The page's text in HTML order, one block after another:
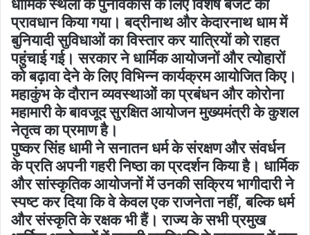
धार्मिक स्थलों के पुनर्विकास के लिए विशेष बजट का
प्रावधान किया गया। बद्रीनाथ और केदारनाथ धाम में
बुनियादी सुविधाओं का विस्तार कर यात्रियों को राहत
पहुंचाई गई। सरकार ने धार्मिक आयोजनों और त्योहारों
को बढ़ावा देने के लिए विभिन्न कार्यक्रम आयोजित किए।
महाकुंभ के दौरान व्यवस्थाओं का प्रबंधन और कोरोना
महामारी के बावजूद सुरक्षित आयोजन मुख्यमंत्री के कुशल
नेतृत्व का प्रमाण है।
पुष्कर सिंह धामी ने सनातन धर्म के संरक्षण और संवर्धन
के प्रति अपनी गहरी निष्ठा का प्रदर्शन किया है। धार्मिक
और सांस्कृतिक आयोजनों में उनकी सक्रिय भागीदारी ने
स्पष्ट कर दिया कि वे केवल एक राजनेता नहीं, बल्कि धर्म
और संस्कृति के रक्षक भी हैं। राज्य के सभी प्रमुख